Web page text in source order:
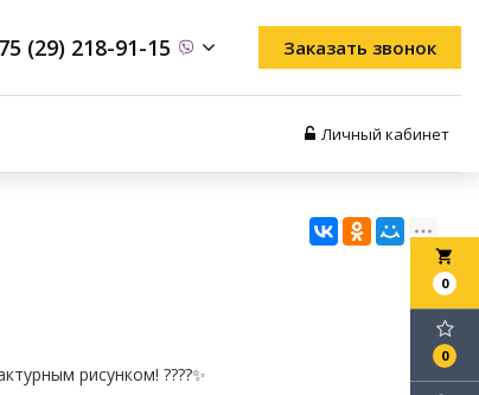
(29) 218-91-15 Заказать звонок
Личный кабинет
local_grocery_store
0
0
рисунком! ????✨